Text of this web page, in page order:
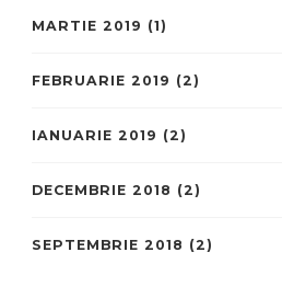
MARTIE 2019 (1)
FEBRUARIE 2019 (2)
IANUARIE 2019 (2)
DECEMBRIE 2018 (2)
SEPTEMBRIE 2018 (2)